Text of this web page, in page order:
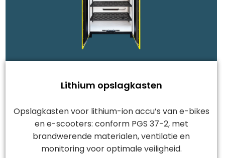
Lithium opslagkasten
Opslagkasten voor lithium-ion accu’s van e-bikes
en e-scooters: conform PGS 37-2, met
brandwerende materialen, ventilatie en
monitoring voor optimale veiligheid.